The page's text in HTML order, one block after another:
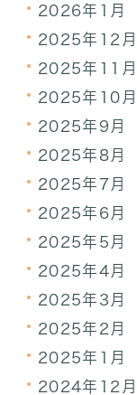
2026年1月
2025年12月
2025年11月
2025年10月
2025年9月
2025年8月
2025年7月
2025年6月
2025年5月
2025年4月
2025年3月
2025年2月
2025年1月
2024年12月